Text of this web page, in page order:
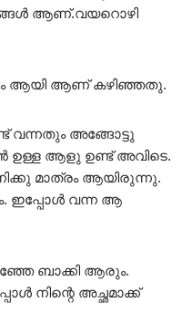
ആണ്.വയറൊഴി
ആയി ആണ് കഴിഞ്ഞതു.
വന്നതും അങ്ങോട്ടു
ആളു ഉണ്ട് അവിടെ.
മാത്രം ആയിരുന്നു.
ഇപ്പോൾ വന്ന ആ
ബാക്കി ആരും.
നിന്റെ അച്ഛമാക്ക്